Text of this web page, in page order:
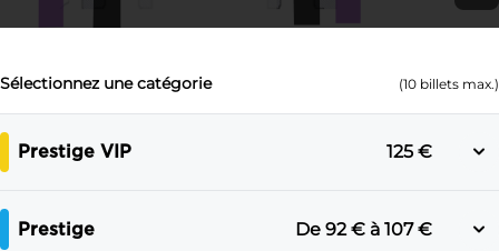
Sélectionnez une catégorie (10 billets max.)
Prestige VIP 125 €
Prestige De 92 € à 107 €